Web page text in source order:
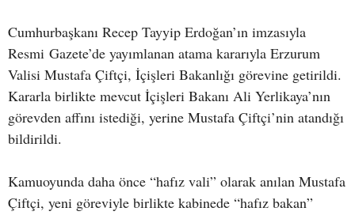
Cumhurbaşkanı Recep Tayyip Erdoğan’ın imzasıyla
Resmi Gazete’de yayımlanan atama kararıyla Erzurum
Valisi Mustafa Çiftçi, İçişleri Bakanlığı görevine getirildi.
Kararla birlikte mevcut İçişleri Bakanı Ali Yerlikaya’nın
görevden affını istediği, yerine Mustafa Çiftçi’nin atandığı
bildirildi.
Kamuoyunda daha önce “hafız vali” olarak anılan Mustafa
Çiftçi, yeni göreviyle birlikte kabinede “hafız bakan”